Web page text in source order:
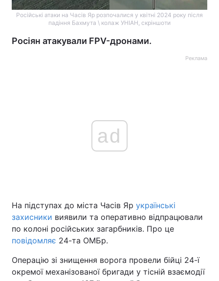
Російські атаки на Часів Яр розпочалися у квітні 2024 року після
падіння Бахмута \ колаж УНІАН, скріншоти
Росіян атакували FPV-дронами.
Реклама
ad
На підступах до міста Часів Яр українські
захисники виявили та оперативно відпрацювали
по колоні російських загарбників. Про це
повідомляє 24-та ОМБр.
Операцію зі знищення ворога провели бійці 24-ї
окремої механізованої бригади у тісній взаємодії